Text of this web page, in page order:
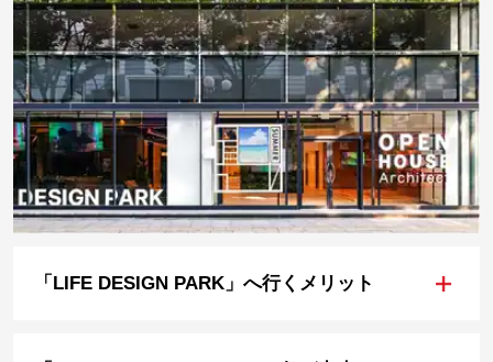
「LIFE DESIGN PARK」へ行くメリット +